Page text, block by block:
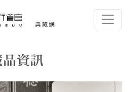
館-典藏網